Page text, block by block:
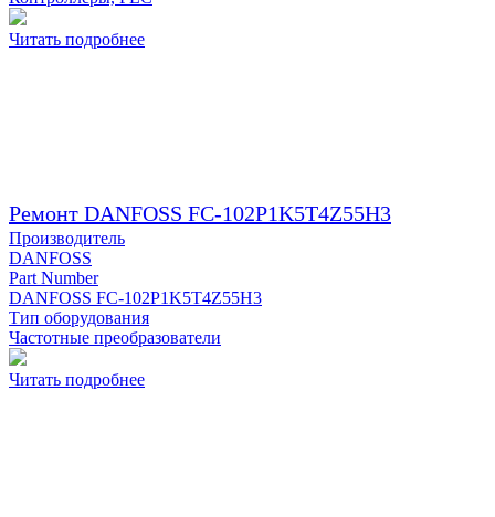
Читать подробнее
Ремонт DANFOSS FC-102P1K5T4Z55H3
Производитель
DANFOSS
Part Number
DANFOSS FC-102P1K5T4Z55H3
Тип оборудования
Частотные преобразователи
Читать подробнее